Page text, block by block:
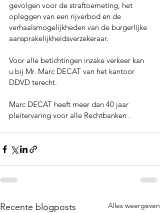
gevolgen voor de straftoemeting, het
opleggen van een rijverbod en de
verhaalsmogelijkheden van de burgerlijke
aansprakelijkheidsverzekeraar.
Voor alle betichtingen inzake verkeer kan
u bij Mr. Marc DECAT van het kantoor
DDVD terecht.
Marc DECAT heeft meer dan 40 jaar
pleitervaring voor alle Rechtbanken .
Recente blogposts Alles weergeven